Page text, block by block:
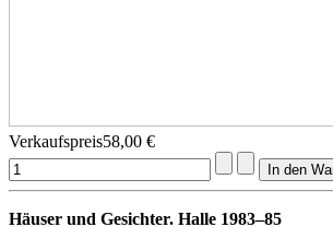
Verkaufspreis58,00 €
Häuser und Gesichter. Halle 1983–85